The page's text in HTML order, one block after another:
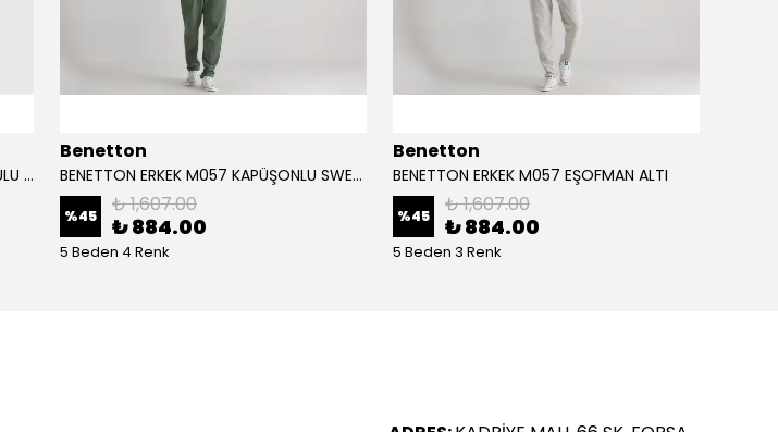
BENETTON ERKEK ECO-RECYLE DOLGULU PUFA YELEK
Benetton
BENETTON ERKEK M057 KAPÜŞONLU SWEATSHİRT
%45 ₺ 1,607.00
₺ 884.00
5 Beden 4 Renk
Benetton
BENETTON ERKEK M057 EŞOFMAN ALTI
%45 ₺ 1,607.00
₺ 884.00
5 Beden 3 Renk